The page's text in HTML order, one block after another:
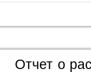
Отчет о